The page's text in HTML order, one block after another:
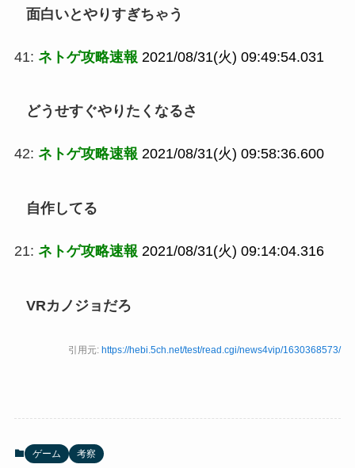
面白いとやりすぎちゃう
41: ネトゲ攻略速報 2021/08/31(火) 09:49:54.031
どうせすぐやりたくなるさ
42: ネトゲ攻略速報 2021/08/31(火) 09:58:36.600
自作してる
21: ネトゲ攻略速報 2021/08/31(火) 09:14:04.316
VRカノジョだろ
引用元: https://hebi.5ch.net/test/read.cgi/news4vip/1630368573/
ゲーム 考察